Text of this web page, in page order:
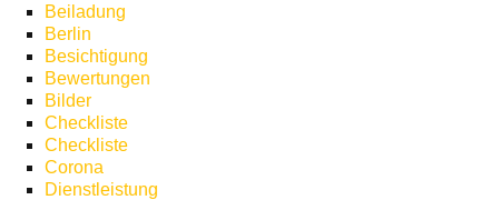
Beiladung
Berlin
Besichtigung
Bewertungen
Bilder
Checkliste
Checkliste
Corona
Dienstleistung